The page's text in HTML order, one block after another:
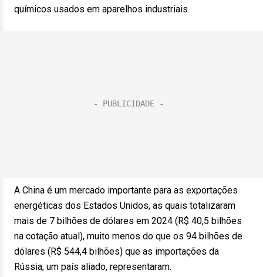
químicos usados em aparelhos industriais.
A China é um mercado importante para as exportações
energéticas dos Estados Unidos, as quais totalizaram
mais de 7 bilhões de dólares em 2024 (R$ 40,5 bilhões
na cotação atual), muito menos do que os 94 bilhões de
dólares (R$ 544,4 bilhões) que as importações da
Rússia, um país aliado, representaram.